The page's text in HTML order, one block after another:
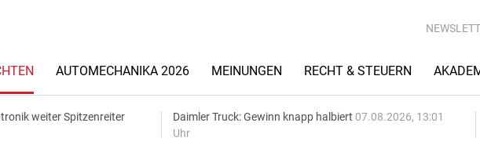
AUTOMECHANIKA 2026 MEINUNGEN RECHT & STEUERN
weiter Spitzenreiter
Daimler Truck: Gewinn knapp halbiert 07.08.2026, 13:01
Uhr